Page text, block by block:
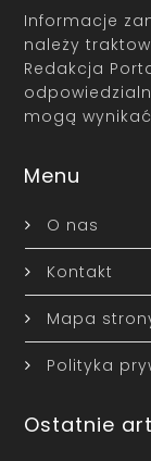
Informacje
należy
Redakcja
mogą
Menu
O nas
Kontakt
Mapa
Polityka
Ostatnie